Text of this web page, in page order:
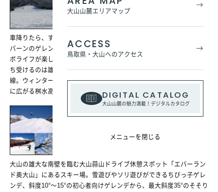
大山山麓エリアマップ
ACCESS
鳥取県・大山へのアクセス
DIGITAL CATALOG
大山山麓の魅力満載！デジタルカタログ
メニューを閉じる
大山ますみず高原
車降りたら、すぐゲレンデ！ 大山の西のすそ野に広がる雄大な一枚
バーンのゲレンデは、ワイドで見晴らしもよく、爽快なスキー＆スノ
ボライフが楽しめます。ペアリフトでゲレンデTOPへと上がれば、待
ち受けるのは雄大な島根半島､弓ヶ浜、そして青く輝く日本海の水平
線。ウィンタースポーツと共に、こんな絶景が楽しめるのも大山山麓
に広がる桝水高原ならではの特権です｡
大山の雄大な南壁を臨む大山蒜山ドライブ休憩スポット「エバーラン
ド奥大山」にあるスキー場。雪遊びやソリ遊びができるちびっ子ゲレ
ンデ、斜度10°～15°の初心者向けゲレンデから、最大斜度35°のそそり